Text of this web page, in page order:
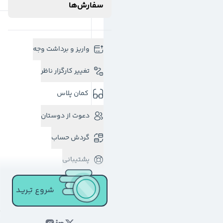
سفارش‌ها
واریز و برداشت وجه
تغییر کارگزار ناظر
کمان پلاس
دعوت از دوستان
گردش حساب
پشتیبانی
شروع تـِـریـد